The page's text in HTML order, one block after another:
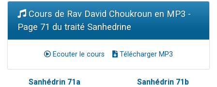
Cours de Rav David Choukroun en MP3 -
Page 71 du traité Sanhedrine
Ecouter le cours Télécharger MP3
Sanhédrin 71a Sanhédrin 71b